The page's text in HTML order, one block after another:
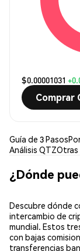
$0.00001031
Comprar
Guía de 3 Pasos
Análisis QTZOtras
¿Dónde
Descubre dónde
intercambio de
mundial. Estos
con bajas
transferencias